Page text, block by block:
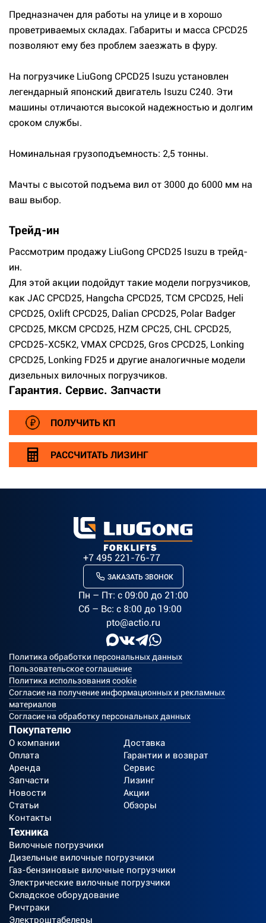
Предназначен для работы на улице и в хорошо
проветриваемых складах. Габариты и масса CPCD25
позволяют ему без проблем заезжать в фуру.
На погрузчике LiuGong CPCD25 Isuzu установлен
легендарный японский двигатель Isuzu C240. Эти
машины отличаются высокой надежностью и долгим
сроком службы.
Номинальная грузоподъемность: 2,5 тонны.
Мачты с высотой подъема вил от 3000 до 6000 мм на
ваш выбор.
Трейд-ин
Рассмотрим продажу LiuGong CPCD25 Isuzu в трейд-
ин.
Для этой акции подойдут такие модели погрузчиков,
как JAC CPCD25, Hangcha CPCD25, TCM CPCD25, Heli
CPCD25, Oxlift CPCD25, Dalian CPCD25, Polar Badger
CPCD25, МКСМ CPCD25, HZM CPC25, CHL CPCD25,
CPCD25-XC5K2, VMAX CPCD25, Gros CPCD25, Lonking
CPCD25, Lonking FD25 и другие аналогичные модели
дизельных вилочных погрузчиков.
Гарантия. Сервис. Запчасти
ПОЛУЧИТЬ КП
РАССЧИТАТЬ ЛИЗИНГ
+7 495 221-76-77
ЗАКАЗАТЬ ЗВОНОК
Пн – Пт: c 09:00 до 21:00
Сб – Вс: с 8:00 до 19:00
pto@actio.ru
Политика обработки персональных данных
Пользовательское соглашение
Политика использования cookie
Согласие на получение информационных и рекламных
материалов
Согласие на обработку персональных данных
Покупателю
О компании
Доставка
Оплата
Гарантии и возврат
Аренда
Сервис
Запчасти
Лизинг
Новости
Акции
Статьи
Обзоры
Контакты
Техника
Вилочные погрузчики
Дизельные вилочные погрузчики
Газ-бензиновые вилочные погрузчики
Электрические вилочные погрузчики
Складское оборудование
Ричтраки
Электроштабелеры